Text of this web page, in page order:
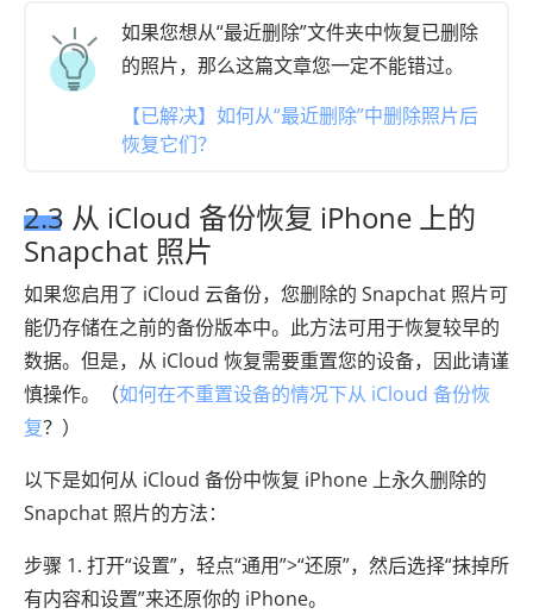
如果您想从“最近删除”文件夹中恢复已删除
的照片，那么这篇文章您一定不能错过。
【已解决】如何从“最近删除”中删除照片后
恢复它们？
2.3 从 iCloud 备份恢复 iPhone 上的
Snapchat 照片
如果您启用了 iCloud 云备份，您删除的 Snapchat 照片可
能仍存储在之前的备份版本中。此方法可用于恢复较早的
数据。但是，从 iCloud 恢复需要重置您的设备，因此请谨
慎操作。（如何在不重置设备的情况下从 iCloud 备份恢
复？）
以下是如何从 iCloud 备份中恢复 iPhone 上永久删除的
Snapchat 照片的方法：
步骤 1. 打开“设置”，轻点“通用”>“还原”，然后选择“抹掉所
有内容和设置”来还原你的 iPhone。